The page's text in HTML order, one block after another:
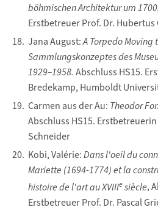
böhmischen Architektur um
Erstbetreuer Prof. Dr. Hubertus
Jana August:A Torpedo
Sammlungskonzeptes des
1929–1958. Abschluss HS15.
Bredekamp, Humboldt
Carmen aus der Au: Theodor
Abschluss HS15.
Schneider
Kobi, Valérie:Dans l'oeil du
Mariette (1694-1774) et la
histoire de l'art au XVIIIesiècle,
Erstbetreuer Prof. Dr. Pascal